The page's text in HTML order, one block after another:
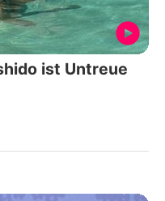
ist Untreue